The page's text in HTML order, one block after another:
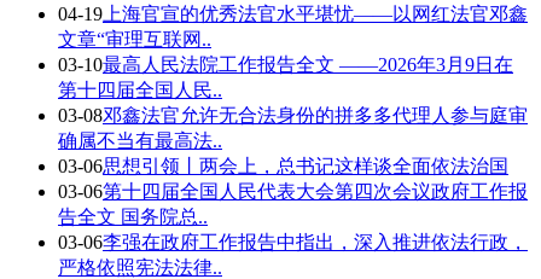
04-19 上海官宣的优秀法官水平堪忧——以网红法官邓鑫
文章“审理互联网..
03-10最高人民法院工作报告全文 ——2026年3月9日在
第十四届全国人民..
03-08邓鑫法官允许无合法身份的拼多多代理人参与庭审
确属不当有最高法..
03-06思想引领丨两会上，总书记这样谈全面依法治国
03-06第十四届全国人民代表大会第四次会议政府工作报
告全文 国务院总..
03-06李强在政府工作报告中指出，深入推进依法行政，
严格依照宪法法律..